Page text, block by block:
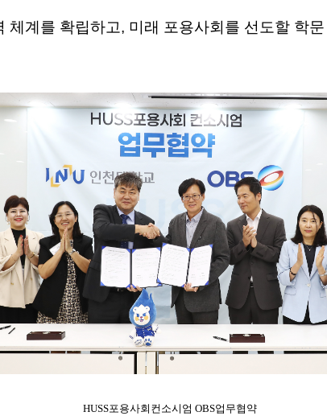
체계를 확립하고, 미래 포용사회를 선도할 학
HUSS포용사회컨소시엄 OBS업무협약